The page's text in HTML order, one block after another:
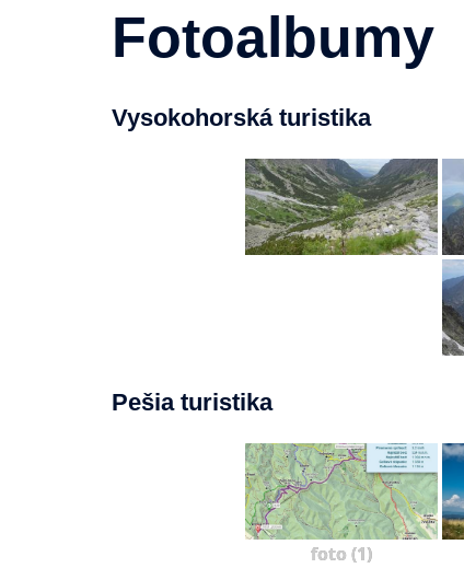
Fotoalbumy
Vysokohorská turistika
Pešia turistika
foto (1)